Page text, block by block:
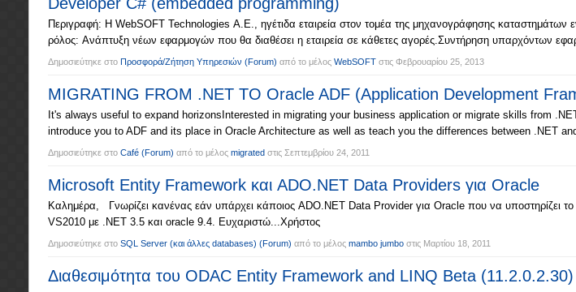
Περιγραφή: Η WebSOFT Technologies Α.Ε., ηγέτιδα εταιρεία στον τομέα της μηχανογράφησης καταστημάτων
ρόλος: Ανάπτυξη νέων εφαρμογών που θα διαθέσει η εταιρεία σε κάθετες αγορές.Συντήρηση υπαρχόντων
Δημοσιεύτηκε στο Προσφορά/Ζήτηση Υπηρεσιών (Forum) από το μέλος WebSOFT στις Φεβρουαρίου 25, 2013
MIGRATING FROM .NET TO Oracle ADF (Application Development
It's always useful to expand horizonsInterested in migrating your business application or migrate skills from
introduce you to ADF and its place in Oracle Architecture as well as teach you the differences between .NET
Δημοσιεύτηκε στο Café (Forum) από το μέλος migrated στις Σεπτεμβρίου 24, 2011
Microsoft Entity Framework και ADO.NET Data Providers για Oracle
Καλημέρα, Γνωρίζει κανένας εάν υπάρχει κάποιος ADO.NET Data Provider για Oracle που να υποστηρίζει
VS2010 με .ΝΕΤ 3.5 και oracle 9.4. Ευχαριστώ...Χρήστος
Δημοσιεύτηκε στο SQL Server (και άλλες databases) (Forum) από το μέλος mambo jumbo στις Μαρτίου 18, 2011
Διαθεσιμότητα του ODAC Entity Framework and LINQ Beta (11.2.0.2.30)